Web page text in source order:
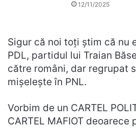
12/11/2025
Sigur că noi toți știm că nu
PDL, partidul lui Traian
către români, dar regrupat
mișelește în PNL.
Vorbim de un CARTEL
CARTEL MAFIOT deoarece